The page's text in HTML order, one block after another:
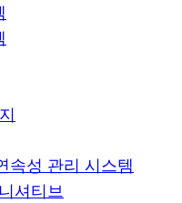
속성 관리 시스템
셔티브